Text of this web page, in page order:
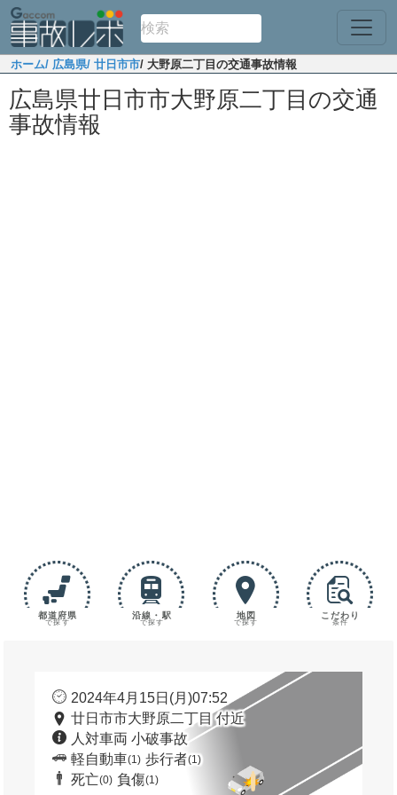
ホーム/ 広島県/ 廿日市市/ 大野原二丁目の交通事故情報
広島県廿日市市大野原二丁目の交通
事故情報
都道府県
で探す
沿線・駅
で探す
地図
で探す
こだわり
条件
2024年4月15日(月)07:52
廿日市市大野原二丁目 付近
人対車両 小破事故
軽自動車(1) 歩行者(1)
死亡(0) 負傷(1)